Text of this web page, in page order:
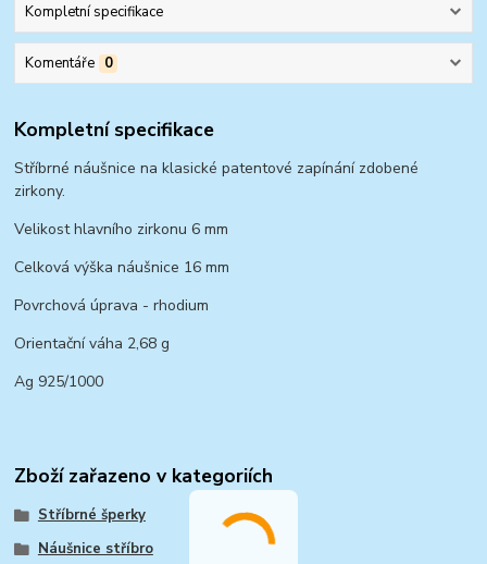
Kompletní specifikace
Komentáře 0
Kompletní specifikace
Stříbrné náušnice na klasické patentové zapínání zdobené
zirkony.
Velikost hlavního zirkonu 6 mm
Celková výška náušnice 16 mm
Povrchová úprava - rhodium
Orientační váha 2,68 g
Ag 925/1000
Zboží zařazeno v kategoriích
Stříbrné šperky
Náušnice stříbro